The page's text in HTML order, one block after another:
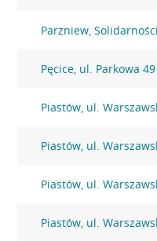
Parzniew,
Pęcice, ul. Parkowa 49
Piastów, ul.
Piastów, ul.
Piastów, ul.
Piastów, ul.